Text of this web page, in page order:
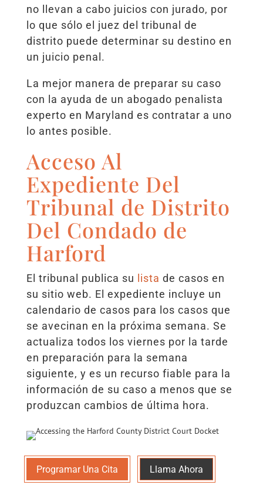
no llevan a cabo juicios con jurado, por
lo que sólo el juez del tribunal de
distrito puede determinar su destino en
un juicio penal.
La mejor manera de preparar su caso
con la ayuda de un abogado penalista
experto en Maryland es contratar a uno
lo antes posible.
Acceso Al
Expediente Del
Tribunal de Distrito
Del Condado de
Harford
El tribunal publica su lista de casos en
su sitio web. El expediente incluye un
calendario de casos para los casos que
se avecinan en la próxima semana. Se
actualiza todos los viernes por la tarde
en preparación para la semana
siguiente, y es un recurso fiable para la
información de su caso a menos que se
produzcan cambios de última hora.
Programar Una Cita Llama Ahora